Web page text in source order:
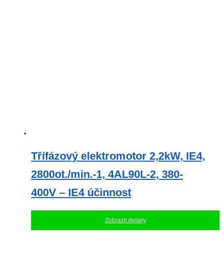
Třífázový elektromotor 2,2kW, IE4,
2800ot./min.-1, 4AL90L-2, 380-
400V – IE4 účinnost
Zobrazit detaily